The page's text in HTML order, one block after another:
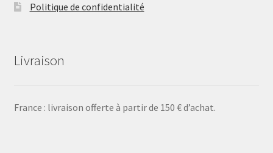
Politique de confidentialité
Livraison
France : livraison offerte à partir de 150 € d’achat.